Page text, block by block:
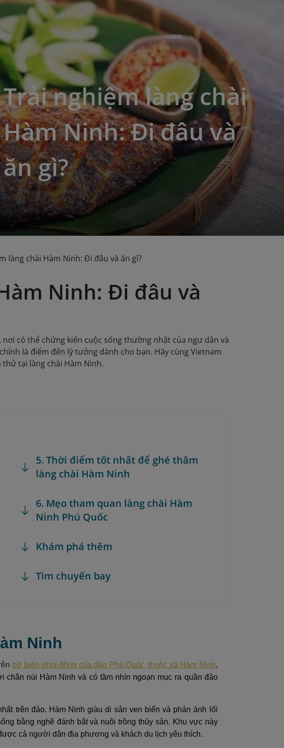
Trải nghiệm làng chài
Hàm Ninh: Đi đâu và
ăn gì?
làng chài Hàm Ninh: Đi đâu và ăn gì?
Ninh: Đi đâu và
có thể chứng kiến cuộc sống thường nhật của ngư dân và
là điểm đến lý tưởng dành cho bạn. Hãy cùng Vietnam
tại làng chài Hàm Ninh.
5. Thời điểm tốt nhất để ghé thăm
làng chài Hàm Ninh
6. Mẹo tham quan làng chài Hàm
Ninh Phú Quốc
Khám phá thêm
Tìm chuyến bay
Ninh
bờ biển phía đông của đảo Phú Quốc, thuộc xã Hàm Ninh,
núi Hàm Ninh và có tầm nhìn ngoạn mục ra quần đảo
trên đảo. Hàm Ninh giàu di sản ven biển và phản ánh lối
bằng nghề đánh bắt và nuôi trồng thủy sản. Khu vực này
cả người dân địa phương và khách du lịch yêu thích.